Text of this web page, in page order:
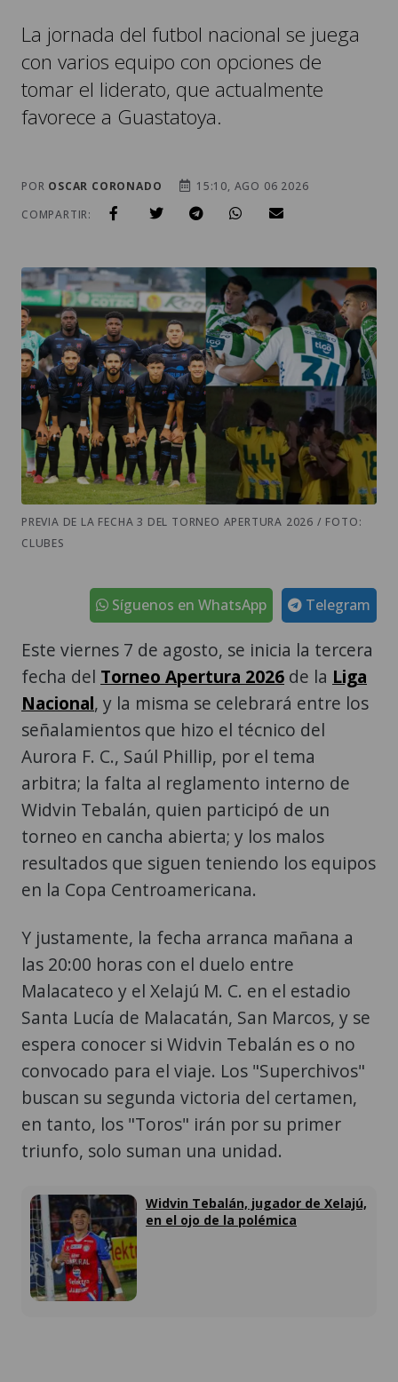
La jornada del futbol nacional se juega
con varios equipo con opciones de
tomar el liderato, que actualmente
favorece a Guastatoya.
POR OSCAR CORONADO
15:10, AGO 06 2026
COMPARTIR:
PREVIA DE LA FECHA 3 DEL TORNEO APERTURA 2026 / FOTO:
CLUBES
Telegram
Síguenos en WhatsApp
Este viernes 7 de agosto, se inicia la tercera
fecha del Torneo Apertura 2026 de la Liga
Nacional, y la misma se celebrará entre los
señalamientos que hizo el técnico del
Aurora F. C., Saúl Phillip, por el tema
arbitra; la falta al reglamento interno de
Widvin Tebalán, quien participó de un
torneo en cancha abierta; y los malos
resultados que siguen teniendo los equipos
en la Copa Centroamericana.
Y justamente, la fecha arranca mañana a
las 20:00 horas con el duelo entre
Malacateco y el Xelajú M. C. en el estadio
Santa Lucía de Malacatán, San Marcos, y se
espera conocer si Widvin Tebalán es o no
convocado para el viaje. Los "Superchivos"
buscan su segunda victoria del certamen,
en tanto, los "Toros" irán por su primer
triunfo, solo suman una unidad.
Widvin Tebalán, jugador de Xelajú,
en el ojo de la polémica